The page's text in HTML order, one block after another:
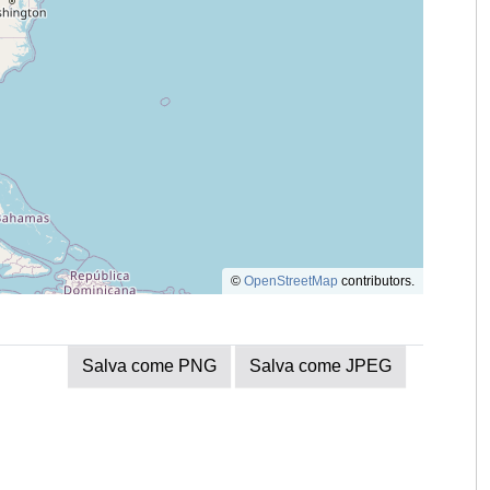
© OpenStreetMap contributors.
Salva come PNG Salva come JPEG